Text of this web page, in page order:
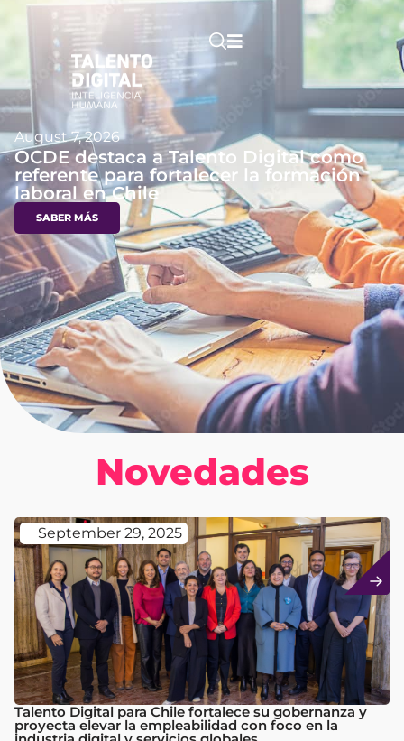
August 7, 2026
OCDE destaca a Talento Digital como
referente para fortalecer la formación
laboral en Chile
SABER MÁS
Nuestras
Novedades
September 29, 2025
Talento Digital para Chile fortalece su gobernanza y
proyecta elevar la empleabilidad con foco en la